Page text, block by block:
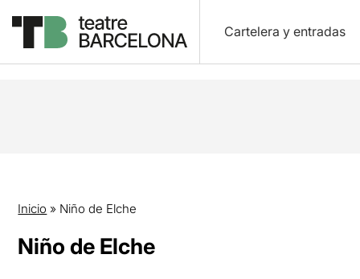
Cartelera y entradas
Inicio » Niño de Elche
Niño de Elche